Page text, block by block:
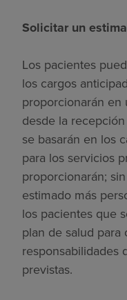
Solicitar un
Los pacientes
los cargos
proporcionarán en
desde la
se basarán en los
para los servicios
proporcionarán;
estimado más
los pacientes que
plan de salud
responsabilidades
previstas.